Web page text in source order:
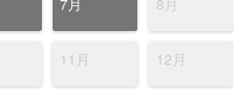
11月 12月